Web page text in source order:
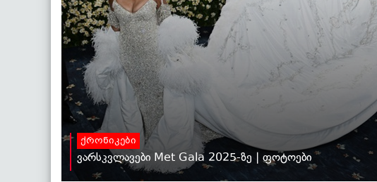
ქრონიკები
ვარსკვლავები Met Gala 2025-ზე | ფოტოები